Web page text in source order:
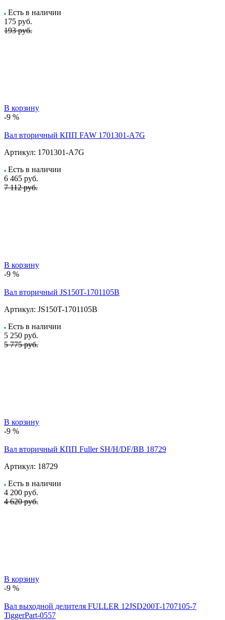
Есть в наличии
175 руб.
193 руб.
В корзину
-9 %
Вал вторичный КПП FAW 1701301-A7G
Артикул: 1701301-A7G
Есть в наличии
6 465 руб.
7 112 руб.
В корзину
-9 %
Вал вторичный JS150T-1701105B
Артикул: JS150T-1701105B
Есть в наличии
5 250 руб.
5 775 руб.
В корзину
-9 %
Вал вторичный КПП Fuller SH/H/DF/BB 18729
Артикул: 18729
Есть в наличии
4 200 руб.
4 620 руб.
В корзину
-9 %
Вал выходной делителя FULLER 12JSD200T-1707105-7
TiggerPart-0557